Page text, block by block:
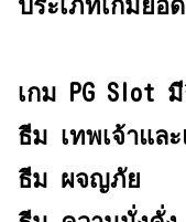
ประเภทเกมย
เกม PG Slot
ธีม เทพเจ้าแล
ธีม ผจญภัย